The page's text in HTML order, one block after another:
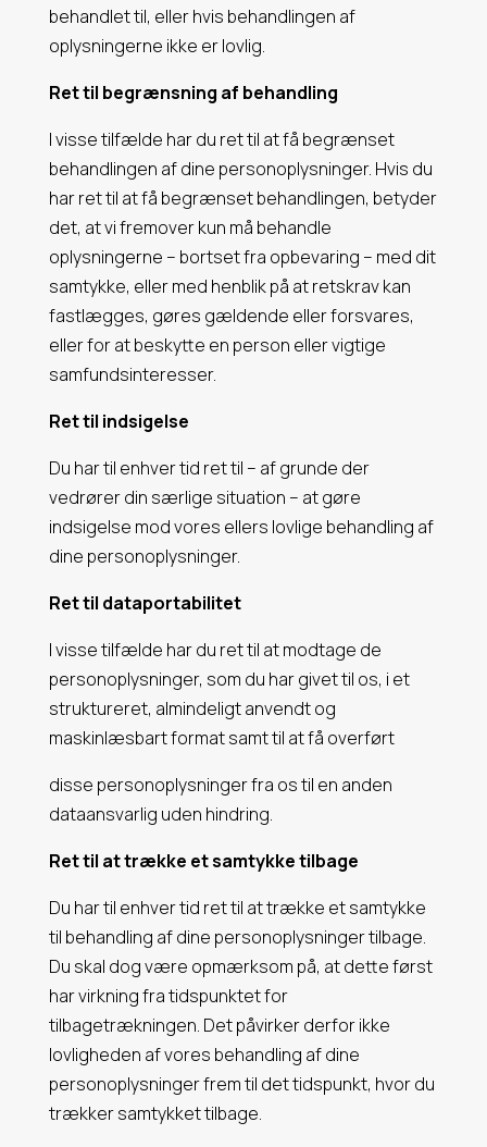
behandlet til, eller hvis behandlingen af
oplysningerne ikke er lovlig.
Ret til begrænsning af behandling
I visse tilfælde har du ret til at få begrænset
behandlingen af dine personoplysninger. Hvis du
har ret til at få begrænset behandlingen, betyder
det, at vi fremover kun må behandle
oplysningerne – bortset fra opbevaring – med dit
samtykke, eller med henblik på at retskrav kan
fastlægges, gøres gældende eller forsvares,
eller for at beskytte en person eller vigtige
samfundsinteresser.
Ret til indsigelse
Du har til enhver tid ret til – af grunde der
vedrører din særlige situation – at gøre
indsigelse mod vores ellers lovlige behandling af
dine personoplysninger.
Ret til dataportabilitet
I visse tilfælde har du ret til at modtage de
personoplysninger, som du har givet til os, i et
struktureret, almindeligt anvendt og
maskinlæsbart format samt til at få overført
disse personoplysninger fra os til en anden
dataansvarlig uden hindring.
Ret til at trække et samtykke tilbage
Du har til enhver tid ret til at trække et samtykke
til behandling af dine personoplysninger tilbage.
Du skal dog være opmærksom på, at dette først
har virkning fra tidspunktet for
tilbagetrækningen. Det påvirker derfor ikke
lovligheden af vores behandling af dine
personoplysninger frem til det tidspunkt, hvor du
trækker samtykket tilbage.